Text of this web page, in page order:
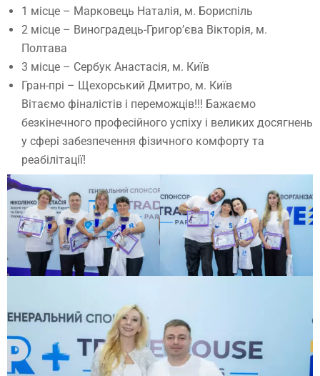
1 місце – Марковець Наталія, м. Бориспіль
2 місце – Виноградець-Григор’єва Вікторія, м.
Полтава
3 місце – Сербук Анастасія, м. Київ
Гран-прі – Щехорський Дмитро, м. Київ
Вітаємо фіналістів і переможців!!! Бажаємо
безкінечного професійного успіху і великих досягнень
у сфері забезпечення фізичного комфорту та
реабілітації!